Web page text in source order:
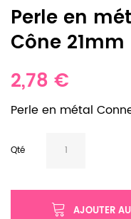
Perle en
Cône
2,78 €
Perle en métal
Qté
AJOUTER